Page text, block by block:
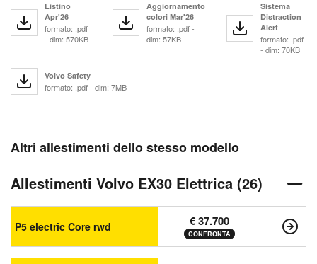
Listino
Apr'26
formato: .pdf
- dim: 570KB
Aggiornamento
colori Mar'26
formato: .pdf -
dim: 57KB
Sistema
Distraction
Alert
formato: .pdf
- dim: 70KB
Volvo Safety
formato: .pdf - dim: 7MB
Altri allestimenti dello stesso modello
Allestimenti Volvo EX30 Elettrica (26)
P5 electric Core rwd € 37.700
CONFRONTA